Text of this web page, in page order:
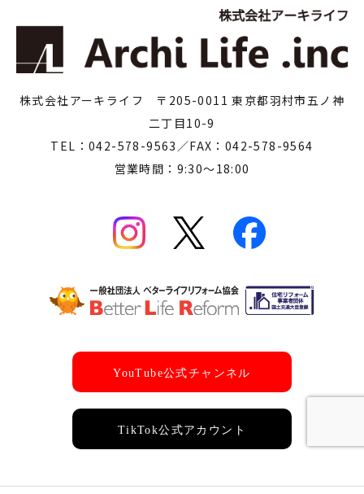
株式会社アーキライフ 〒205-0011 東京都羽村市五ノ神
二丁目10-9
TEL：042-578-9563／FAX：042-578-9564
営業時間：9:30～18:00